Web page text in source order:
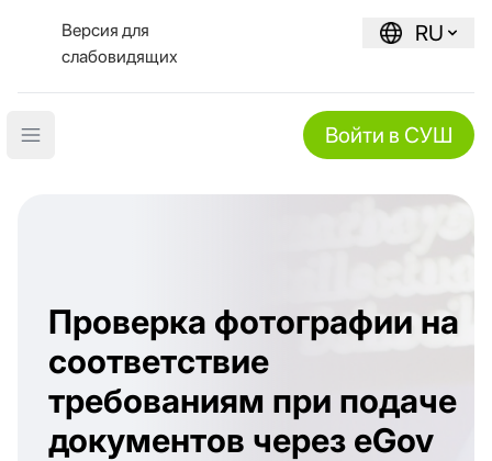
Версия для
слабовидящих
RU
Open main menu Войти в СУШ
Проверка фотографии на
соответствие
требованиям при подаче
документов через eGov